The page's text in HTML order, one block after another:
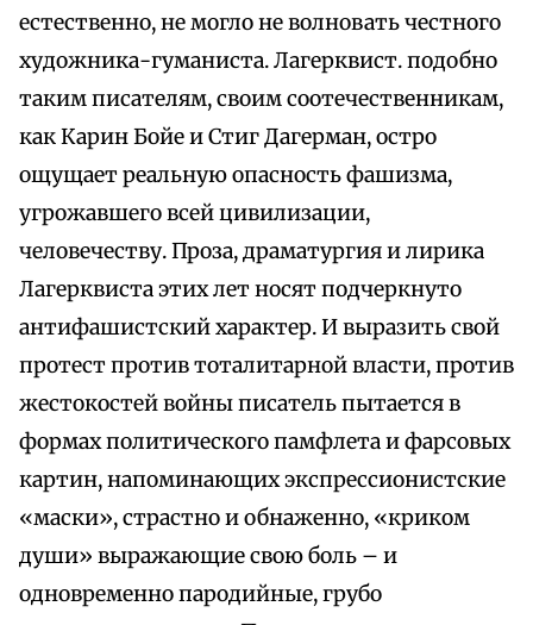
естественно, не могло не волновать честного
художника-гуманиста. Лагерквист. подобно
таким писателям, своим соотечественникам,
как Карин Бойе и Стиг Дагерман, остро
ощущает реальную опасность фашизма,
угрожавшего всей цивилизации,
человечеству. Проза, драматургия и лирика
Лагерквиста этих лет носят подчеркнуто
антифашистский характер. И выразить свой
протест против тоталитарной власти, против
жестокостей войны писатель пытается в
формах политического памфлета и фарсовых
картин, напоминающих экспрессионистские
«маски», страстно и обнаженно, «криком
души» выражающие свою боль – и
одновременно пародийные, грубо